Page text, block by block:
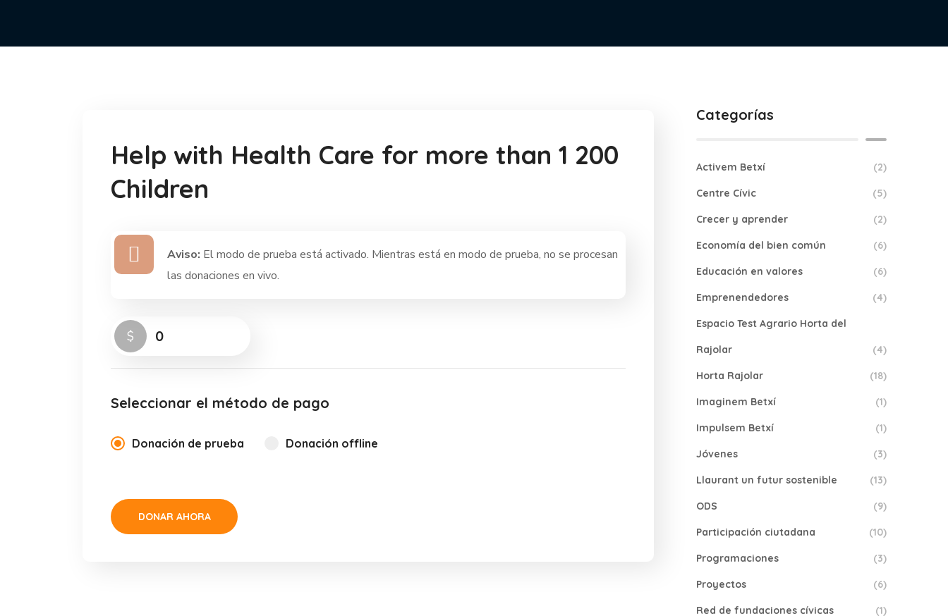
Help with Health Care for more than 1 200
Children
Aviso: El modo de prueba está activado. Mientras está en modo de prueba, no se procesan
las donaciones en vivo.
$ 0
Seleccionar el método de pago
Donación de prueba Donación offline
Categorías
Activem Betxí (2)
Centre Cívic (5)
Crecer y aprender (2)
Economía del bien común (6)
Educación en valores (6)
Emprenendedores (4)
Espacio Test Agrario Horta del
Rajolar (4)
Horta Rajolar (18)
Imaginem Betxí (1)
Impulsem Betxí (1)
Jóvenes (3)
Llaurant un futur sostenible (13)
ODS (9)
Participación ciutadana (10)
Programaciones (3)
Proyectos (6)
Red de fundaciones cívicas (1)